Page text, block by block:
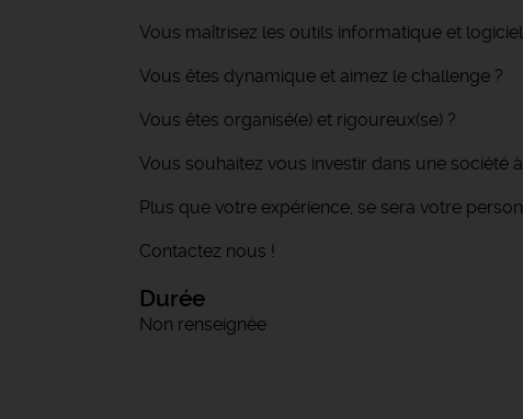
Vous maîtrisez les outils informatique et
Vous êtes dynamique et aimez le challenge ?
Vous êtes organisé(e) et rigoureux(se) ?
Vous souhaitez vous investir dans une société
Plus que votre expérience, se sera votre
Contactez nous !
Durée
Non renseignée